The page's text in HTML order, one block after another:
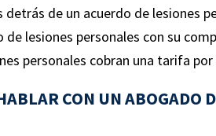
detrás de un acuerdo de lesiones
lesiones personales con su
personales cobran una tarifa
CON UN ABOGADO